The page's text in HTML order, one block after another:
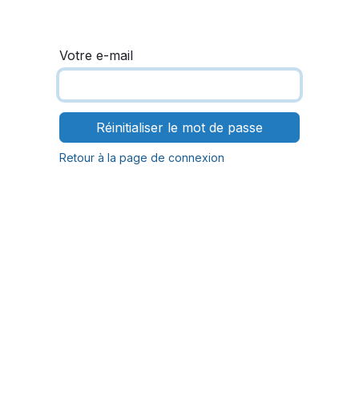
Votre e-mail
Réinitialiser le mot de passe
Retour à la page de connexion